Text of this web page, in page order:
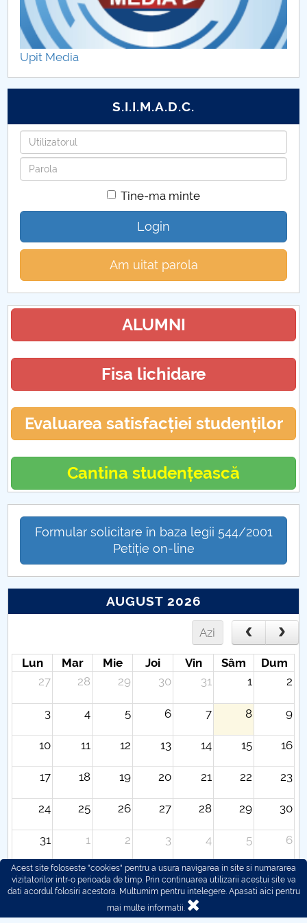
Upit Media
S.I.I.M.A.D.C.
Utilizatorul
Parola
Tine-ma minte
Login
Am uitat parola
ALUMNI
Fisa lichidare
Evaluarea satisfacției studenților
Cantina studențească
Formular solicitare în baza legii 544/2001
Petiție on-line
AUGUST 2026
Azi
Lun Mar Mie Joi Vin Sâm
Dum
27
28 29 30 31 1 2
3 4 5 6 7 8 9
10 11 12 13 14 15 16
17 18 19 20 21 22 23
24 25 26 27 28 29 30
31 1 2 3 4 5 6
Acest site foloseste "cookies" pentru a usura navigarea in site si numararea
vizitatorilor intr-o perioada de timp. Prin continuarea utilizarii acestui site va
dati acordul folosiri acestora. Multumim pentru intelegere. Apasati aici pentru
mai multe informatii.